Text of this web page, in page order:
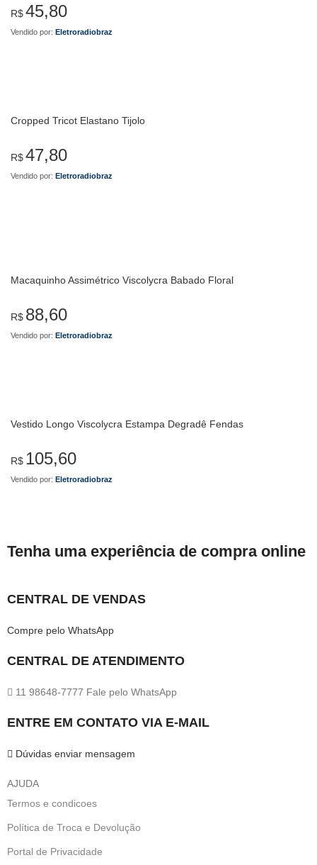
R$45,80
Vendido por: Eletroradiobraz
Cropped Tricot Elastano Tijolo
R$47,80
Vendido por: Eletroradiobraz
Macaquinho Assimétrico Viscolycra Babado Floral
R$ 88,60
Vendido por: Eletroradiobraz
Vestido Longo Viscolycra Estampa Degradê Fendas
R$ 105,60
Vendido por: Eletroradiobraz
Tenha uma experiência de compra online
CENTRAL DE VENDAS
Compre pelo WhatsApp
CENTRAL DE ATENDIMENTO
11 98648-7777 Fale pelo WhatsApp
ENTRE EM CONTATO VIA E-MAIL
Dúvidas enviar mensagem
AJUDA
Termos e condicoes
Política de Troca e Devolução
Portal de Privacidade